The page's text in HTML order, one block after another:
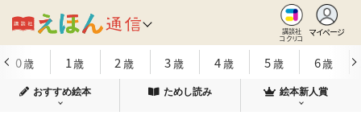
講談社
コクリコ
マイページ
0歳 1歳 2 歳 3歳 4歳 5歳 6歳
おすすめ絵本 ためし読み 絵本新人賞